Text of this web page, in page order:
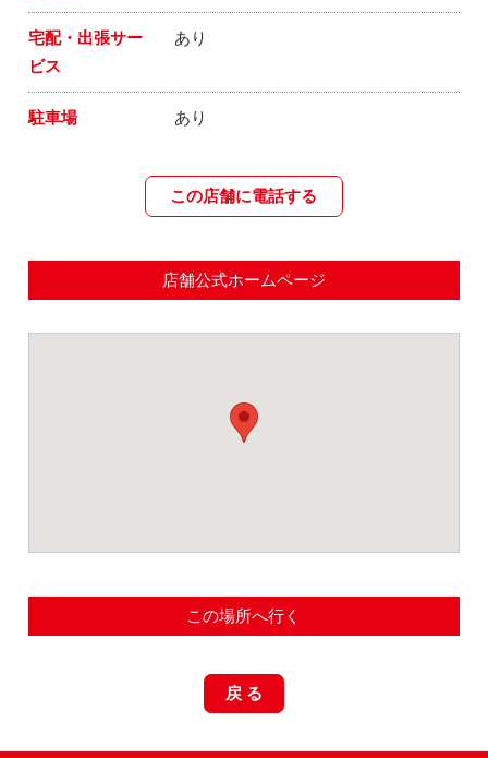
宅配・出張サー
ビス
あり
駐車場 あり
この店舗に電話する
店舗公式ホームページ
この場所へ行く
戻 る